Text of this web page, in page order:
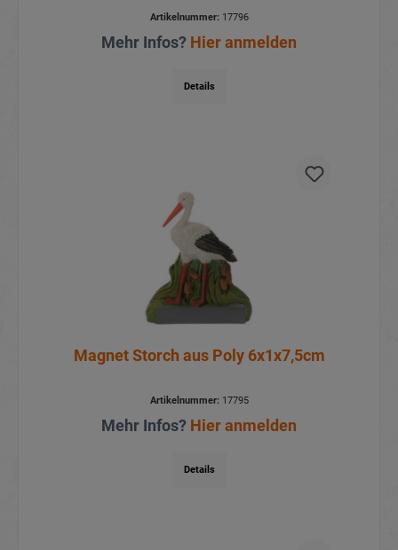
Artikelnummer:17796
Mehr Infos? Hier anmelden
Details
Magnet Storch aus Poly 6x1x7,5cm
Artikelnummer:17795
Mehr Infos? Hier anmelden
Details